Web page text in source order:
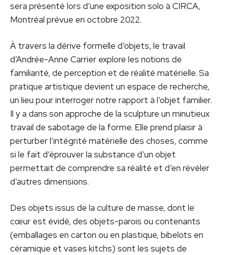
sera présenté lors d’une exposition solo à CIRCA,
Montréal prévue en octobre 2022.
À travers la dérive formelle d’objets, le travail
d’Andrée-Anne Carrier explore les notions de
familiarité, de perception et de réalité matérielle. Sa
pratique artistique devient un espace de recherche,
un lieu pour interroger notre rapport à l’objet familier.
Il y a dans son approche de la sculpture un minutieux
travail de sabotage de la forme. Elle prend plaisir à
perturber l’intégrité matérielle des choses, comme
si le fait d’éprouver la substance d’un objet
permettait de comprendre sa réalité et d’en révéler
d’autres dimensions.
Des objets issus de la culture de masse, dont le
cœur est évidé, des objets-parois ou contenants
(emballages en carton ou en plastique, bibelots en
céramique et vases kitchs) sont les sujets de